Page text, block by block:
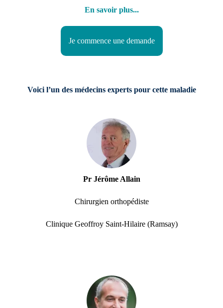
En savoir plus...
Je commence une demande
Voici l’un des médecins experts pour cette maladie
Pr Jérôme Allain
Chirurgien orthopédiste
Clinique Geoffroy Saint-Hilaire (Ramsay)